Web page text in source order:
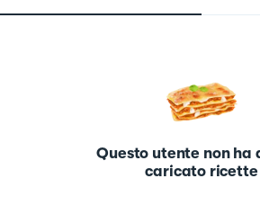
Questo utente non ha
caricato ricette